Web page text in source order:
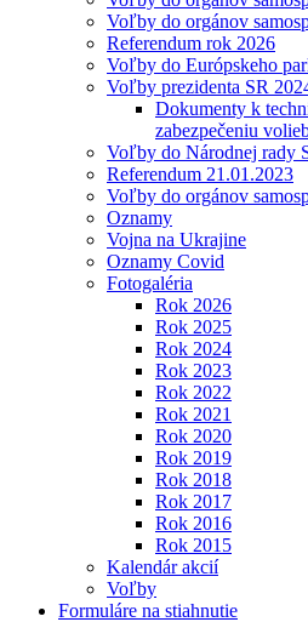
Voľby do orgánov
Referendum rok 2026
Voľby do Európskeho
Voľby prezidenta SR
Dokumenty k
zabezpečeniu
Voľby do Národnej rady
Referendum 21.01.2023
Voľby do orgánov
Oznamy
Vojna na Ukrajine
Oznamy Covid
Fotogaléria
Rok 2026
Rok 2025
Rok 2024
Rok 2023
Rok 2022
Rok 2021
Rok 2020
Rok 2019
Rok 2018
Rok 2017
Rok 2016
Rok 2015
Kalendár akcií
Voľby
Formuláre na stiahnutie